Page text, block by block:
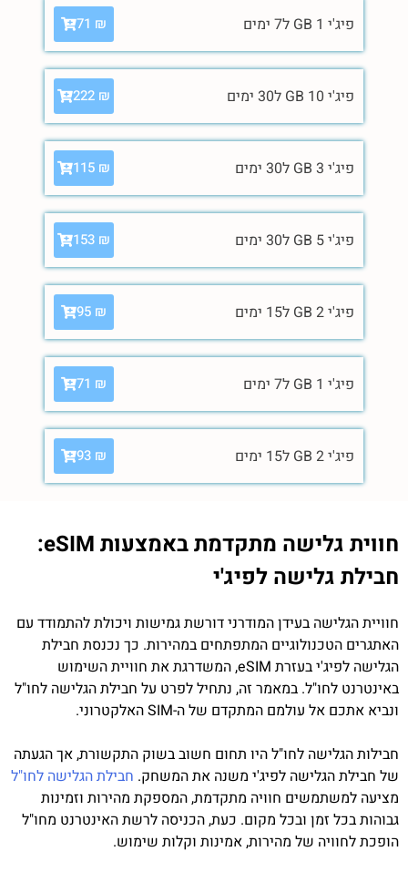
פיג'י 1 GB ל7 ימים 71 ₪
פיג'י 10 GB ל30 ימים 222 ₪
פיג'י 3 GB ל30 ימים 115 ₪
פיג'י 5 GB ל30 ימים 153 ₪
פיג'י 2 GB ל15 ימים 95 ₪
פיג'י 1 GB ל7 ימים 71 ₪
פיג'י 2 GB ל15 ימים 93 ₪
חווית גלישה מתקדמת באמצעות eSIM:
חבילת גלישה לפיג'י
חוויית הגלישה בעידן המודרני דורשת גמישות ויכולת להתמודד עם
האתגרים הטכנולוגיים המתפתחים במהירות. כך נכנסת חבילת
הגלישה לפיג'י בעזרת eSIM, המשדרגת את חוויית השימוש
באינטרנט לחו"ל. במאמר זה, נתחיל לפרט על חבילת הגלישה לחו"ל
ונביא אתכם אל עולמם המתקדם של ה-SIM האלקטרוני.
חבילות הגלישה לחו"ל היו תחום חשוב בשוק התקשורת, אך הגעתה
של חבילת הגלישה לפיג'י משנה את המשחק. חבילת הגלישה לחו"ל
מציעה למשתמשים חוויה מתקדמת, המספקת מהירות וזמינות
גבוהות בכל זמן ובכל מקום. כעת, הכניסה לרשת האינטרנט מחו"ל
הופכת לחוויה של מהירות, אמינות וקלות שימוש.